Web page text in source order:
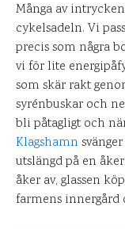
Många av
cykelsadeln. Vi
precis som några
vi för lite
som skär rakt
syrénbuskar och
bli påtagligt och
Klagshamn
utslängd på en
åker av, glassen
farmens innergård